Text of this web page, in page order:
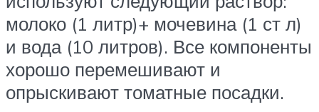
молоко (1 литр)+ мочевина (1 ст л)
и вода (10 литров). Все компоненты
хорошо перемешивают и
опрыскивают томатные посадки.